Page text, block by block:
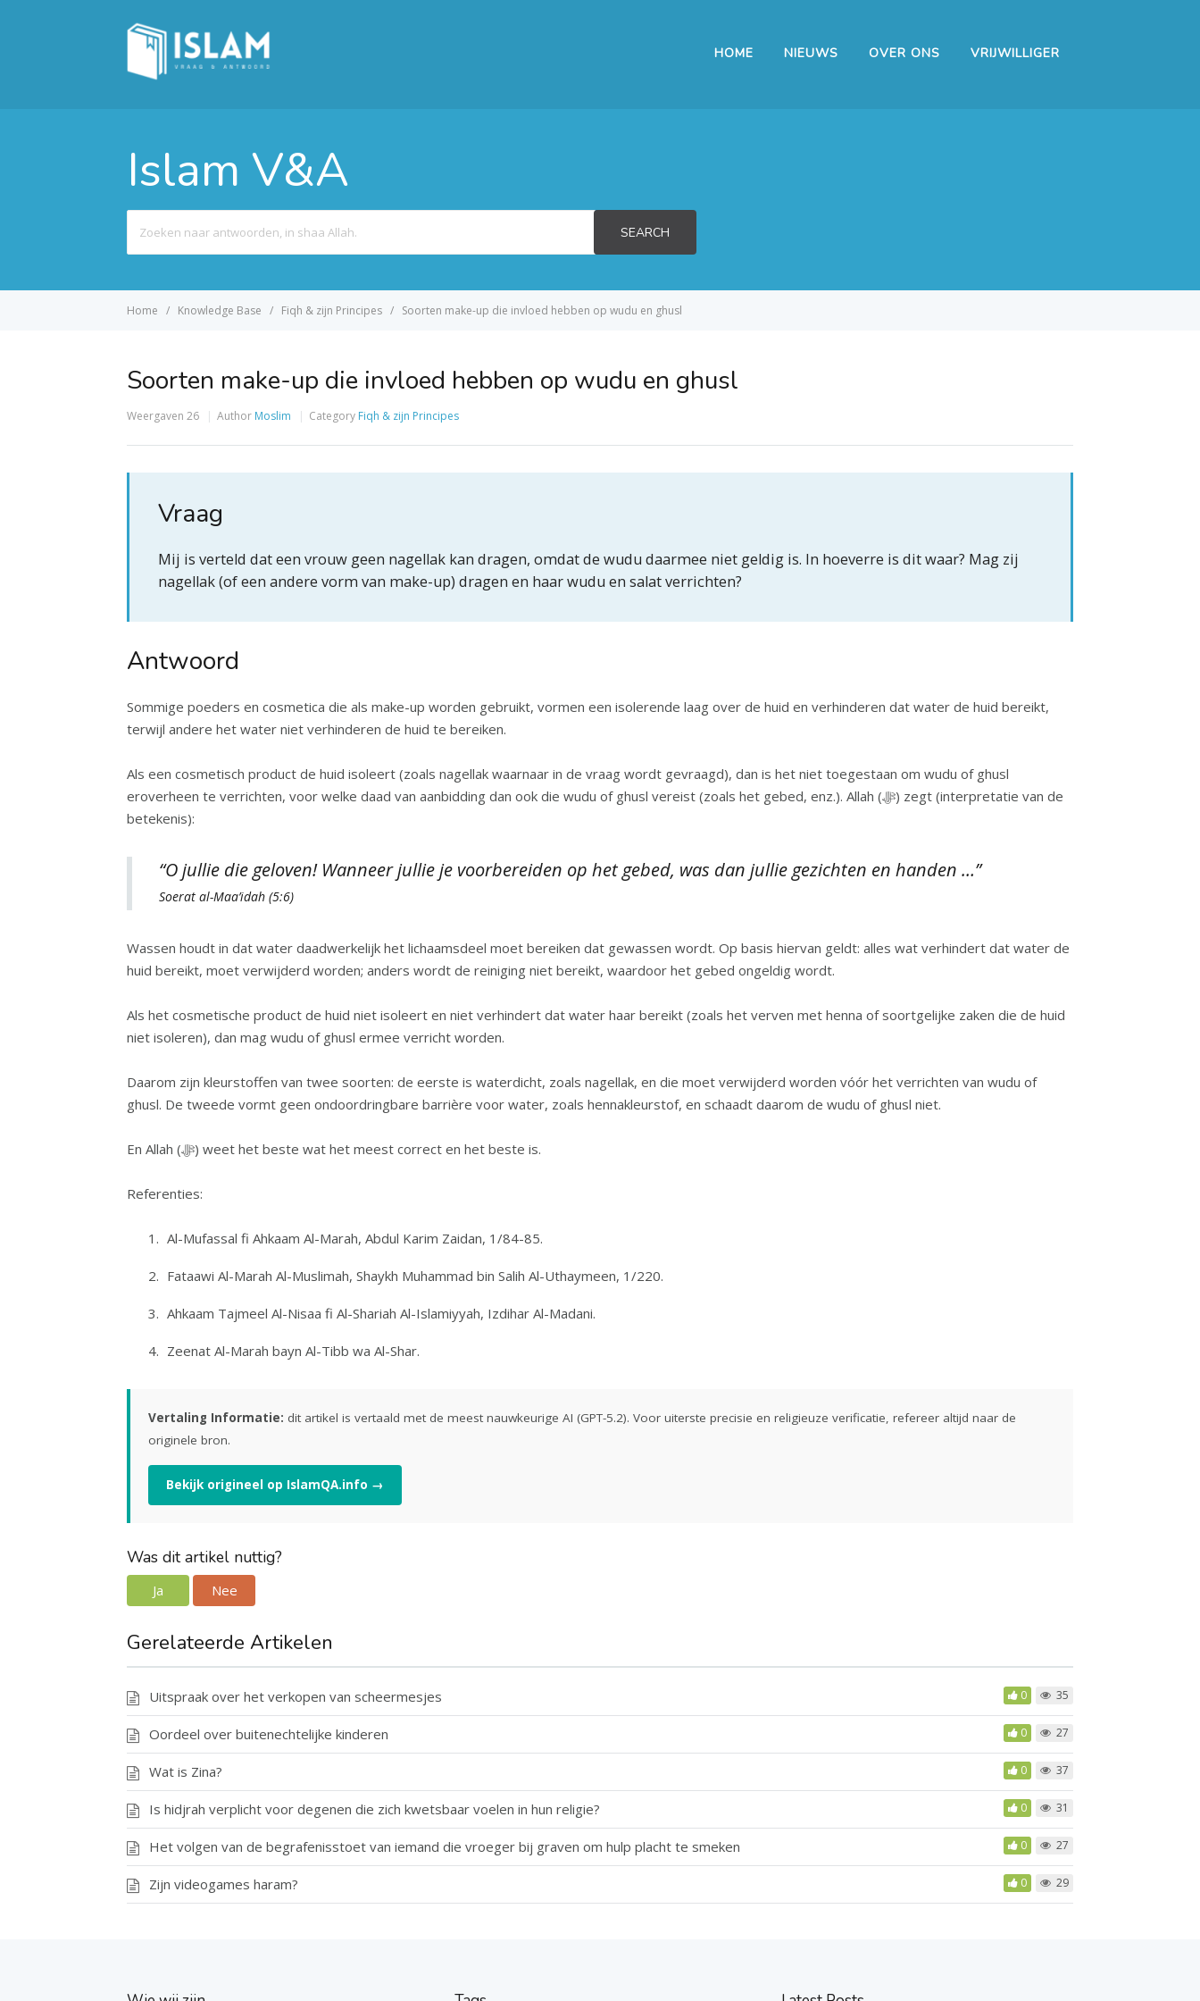
HOME NIEUWS OVER ONS VRIJWILLIGER
Islam V&A
For
SEARCH
Home Knowledge Base Fiqh & zijn Principes Soorten make-up die invloed hebben op wudu en ghusl
Soorten make-up die invloed hebben op wudu en ghusl
Weergaven 26 Author Moslim Category Fiqh & zijn Principes
Vraag
Mij is verteld dat een vrouw geen nagellak kan dragen, omdat de wudu daarmee niet geldig is. In hoeverre is dit waar? Mag zij
nagellak (of een andere vorm van make-up) dragen en haar wudu en salat verrichten?
Antwoord
Sommige poeders en cosmetica die als make-up worden gebruikt, vormen een isolerende laag over de huid en verhinderen dat water de huid bereikt,
terwijl andere het water niet verhinderen de huid te bereiken.
Als een cosmetisch product de huid isoleert (zoals nagellak waarnaar in de vraag wordt gevraagd), dan is het niet toegestaan om wudu of ghusl
eroverheen te verrichten, voor welke daad van aanbidding dan ook die wudu of ghusl vereist (zoals het gebed, enz.). Allah (ﷻ) zegt (interpretatie van de
betekenis):
“O jullie die geloven! Wanneer jullie je voorbereiden op het gebed, was dan jullie gezichten en handen …”
Soerat al-Maa’idah (5:6)
Wassen houdt in dat water daadwerkelijk het lichaamsdeel moet bereiken dat gewassen wordt. Op basis hiervan geldt: alles wat verhindert dat water de
huid bereikt, moet verwijderd worden; anders wordt de reiniging niet bereikt, waardoor het gebed ongeldig wordt.
Als het cosmetische product de huid niet isoleert en niet verhindert dat water haar bereikt (zoals het verven met henna of soortgelijke zaken die de huid
niet isoleren), dan mag wudu of ghusl ermee verricht worden.
Daarom zijn kleurstoffen van twee soorten: de eerste is waterdicht, zoals nagellak, en die moet verwijderd worden vóór het verrichten van wudu of
ghusl. De tweede vormt geen ondoordringbare barrière voor water, zoals hennakleurstof, en schaadt daarom de wudu of ghusl niet.
En Allah (ﷻ) weet het beste wat het meest correct en het beste is.
Referenties:
Al-Mufassal fi Ahkaam Al-Marah, Abdul Karim Zaidan, 1/84-85.
Fataawi Al-Marah Al-Muslimah, Shaykh Muhammad bin Salih Al-Uthaymeen, 1/220.
Ahkaam Tajmeel Al-Nisaa fi Al-Shariah Al-Islamiyyah, Izdihar Al-Madani.
Zeenat Al-Marah bayn Al-Tibb wa Al-Shar.
Vertaling Informatie: dit artikel is vertaald met de meest nauwkeurige AI (GPT-5.2). Voor uiterste precisie en religieuze verificatie, refereer altijd naar de
originele bron.
Bekijk origineel op IslamQA.info →
Was dit artikel nuttig?
Ja Nee
Gerelateerde Artikelen
Uitspraak over het verkopen van scheermesjes 0 35
Oordeel over buitenechtelijke kinderen 0 27
Wat is Zina? 0 37
Is hidjrah verplicht voor degenen die zich kwetsbaar voelen in hun religie? 0 31
Het volgen van de begrafenisstoet van iemand die vroeger bij graven om hulp placht te smeken 0 27
Zijn videogames haram? 0 29